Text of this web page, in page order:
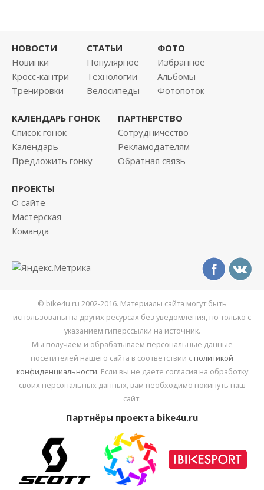
НОВОСТИ
Новинки
Кросс-кантри
Тренировки
СТАТЬИ
Популярное
Технологии
Велосипеды
ФОТО
Избранное
Альбомы
Фотопоток
КАЛЕНДАРЬ ГОНОК
Список гонок
Календарь
Предложить гонку
ПАРТНЕРСТВО
Сотрудничество
Рекламодателям
Обратная связь
ПРОЕКТЫ
О сайте
Мастерская
Команда
© bike4u.ru 2002-2016. Материалы сайта могут быть
использованы на других ресурсах без уведомления, но только с
указанием гиперссылки на источник.
Мы получаем и обрабатываем персональные данные
посетителей нашего сайта в соответствии с политикой
конфиденциальности. Если вы не даете согласия на обработку
своих персональных данных, вам необходимо покинуть наш
сайт.
Партнёры проекта bike4u.ru